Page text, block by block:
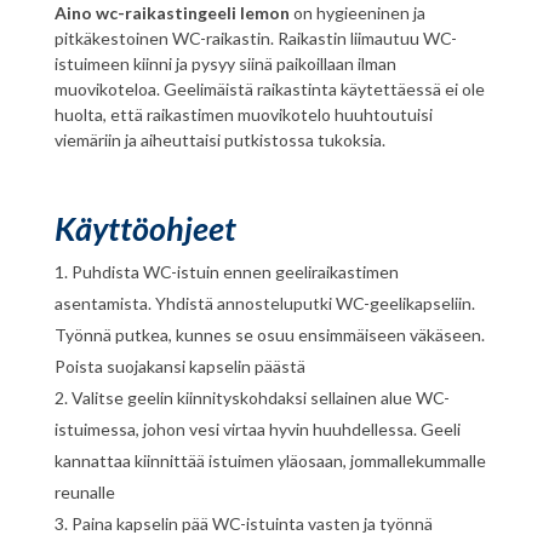
Aino wc-raikastingeeli lemon on hygieeninen ja
pitkäkestoinen WC-raikastin. Raikastin liimautuu WC-
istuimeen kiinni ja pysyy siinä paikoillaan ilman
muovikoteloa. Geelimäistä raikastinta käytettäessä ei ole
huolta, että raikastimen muovikotelo huuhtoutuisi
viemäriin ja aiheuttaisi putkistossa tukoksia.
Käyttöohjeet
Puhdista WC-istuin ennen geeliraikastimen
asentamista. Yhdistä annosteluputki WC-geelikapseliin.
Työnnä putkea, kunnes se osuu ensimmäiseen väkäseen.
Poista suojakansi kapselin päästä
Valitse geelin kiinnityskohdaksi sellainen alue WC-
istuimessa, johon vesi virtaa hyvin huuhdellessa. Geeli
kannattaa kiinnittää istuimen yläosaan, jommallekummalle
reunalle
Paina kapselin pää WC-istuinta vasten ja työnnä